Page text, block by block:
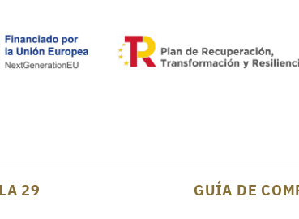
29 GUÍA DE